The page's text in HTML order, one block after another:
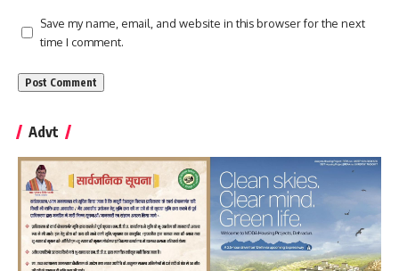
Save my name, email, and website in this browser for the next
time I comment.
Advt